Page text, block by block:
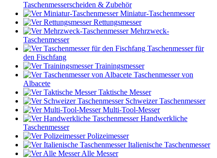
Taschenmesserscheiden & Zubehör
Miniatur-Taschenmesser
Rettungsmesser
Mehrzweck-
Taschenmesser
Taschenmesser für
den Fischfang
Trainingsmesser
Taschenmesser von
Albacete
Taktische Messer
Schweizer Taschenmesser
Multi-Tool-Messer
Handwerkliche
Taschenmesser
Polizeimesser
Italienische Taschenmesser
Alle Messer